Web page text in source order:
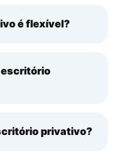
é flexível?
escritório
privativo?